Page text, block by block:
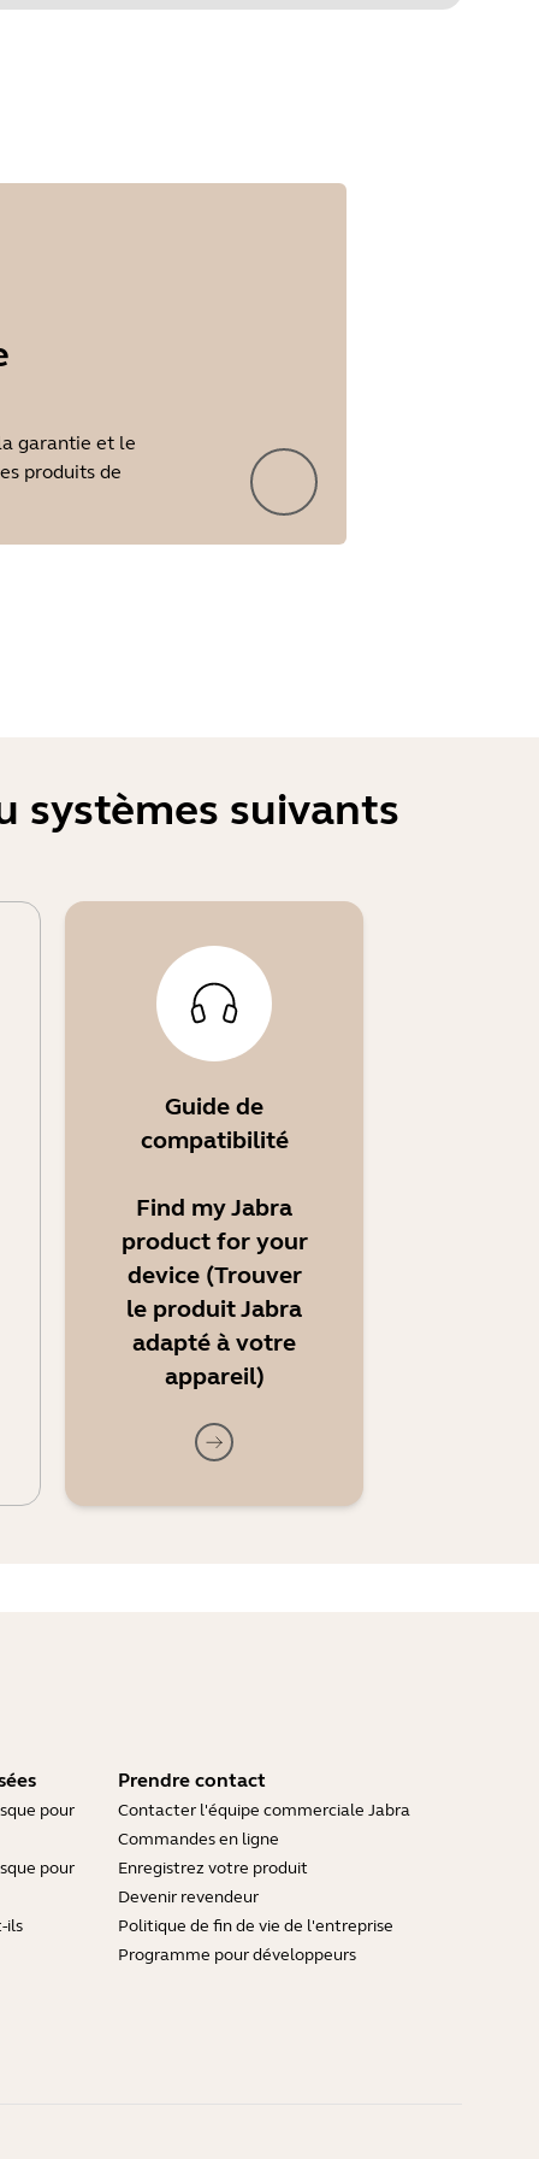
garantie et le
produits de
systèmes suivants
Guide de
compatibilité
Find my Jabra
product for your
device (Trouver
le produit Jabra
adapté à votre
appareil)
pour
pour
ils
Prendre contact
Contacter l'équipe commerciale Jabra
Commandes en ligne
Enregistrez votre produit
Devenir revendeur
Politique de fin de vie de l'entreprise
Programme pour développeurs